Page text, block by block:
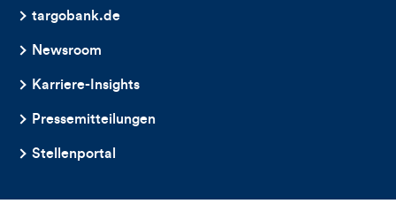
targobank.de
Newsroom
Karriere-Insights
Pressemitteilungen
Stellenportal